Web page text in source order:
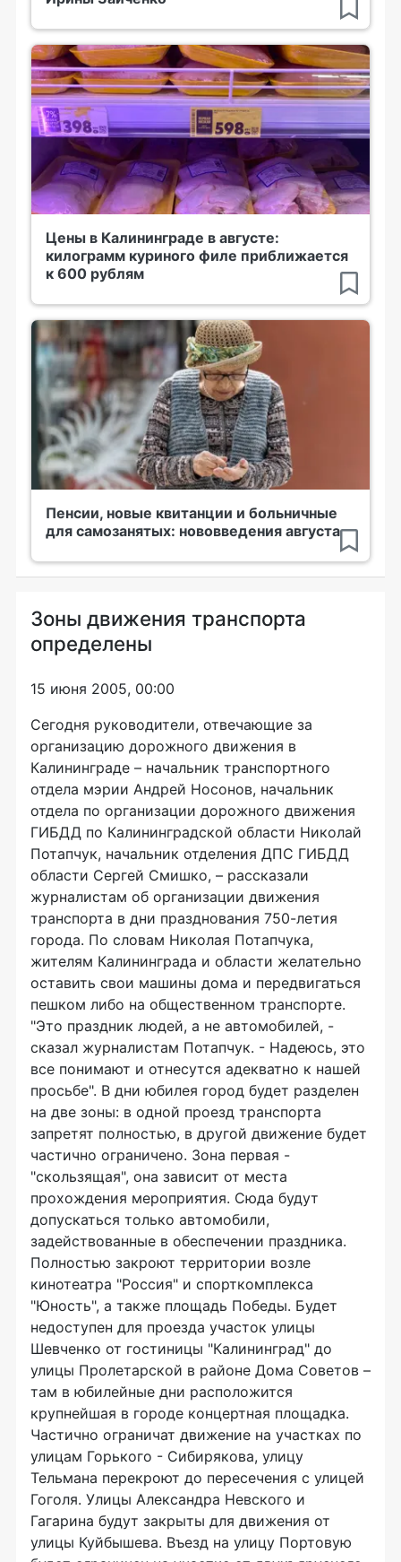
Цены в Калининграде в августе:
килограмм куриного филе приближается
к 600 рублям
Пенсии, новые квитанции и больничные
для самозанятых: нововведения августа
Зоны движения транспорта
определены
15 июня 2005, 00:00
Сегодня руководители, отвечающие за
организацию дорожного движения в
Калининграде – начальник транспортного
отдела мэрии Андрей Носонов, начальник
отдела по организации дорожного движения
ГИБДД по Калининградской области Николай
Потапчук, начальник отделения ДПС ГИБДД
области Сергей Смишко, – рассказали
журналистам об организации движения
транспорта в дни празднования 750-летия
города. По словам Николая Потапчука,
жителям Калининграда и области желательно
оставить свои машины дома и передвигаться
пешком либо на общественном транспорте.
"Это праздник людей, а не автомобилей, -
сказал журналистам Потапчук. - Надеюсь, это
все понимают и отнесутся адекватно к нашей
просьбе". В дни юбилея город будет разделен
на две зоны: в одной проезд транспорта
запретят полностью, в другой движение будет
частично ограничено. Зона первая -
"скользящая", она зависит от места
прохождения мероприятия. Сюда будут
допускаться только автомобили,
задействованные в обеспечении праздника.
Полностью закроют территории возле
кинотеатра "Россия" и спорткомплекса
"Юность", а также площадь Победы. Будет
недоступен для проезда участок улицы
Шевченко от гостиницы "Калининград" до
улицы Пролетарской в районе Дома Советов –
там в юбилейные дни расположится
крупнейшая в городе концертная площадка.
Частично ограничат движение на участках по
улицам Горького - Сибирякова, улицу
Тельмана перекроют до пересечения с улицей
Гоголя. Улицы Александра Невского и
Гагарина будут закрыты для движения от
улицы Куйбышева. Въезд на улицу Портовую